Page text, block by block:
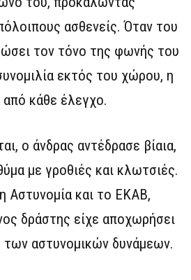
ασθενείς. Όταν του
τον τόνο της φωνής του
εκτός του χώρου, η
κάθε έλεγχο.
ο άνδρας αντέδρασε βίαια,
με γροθιές και κλωτσιές.
Αστυνομία και το ΕΚΑΒ,
δράστης είχε αποχωρήσει
των αστυνομικών δυνάμεων.